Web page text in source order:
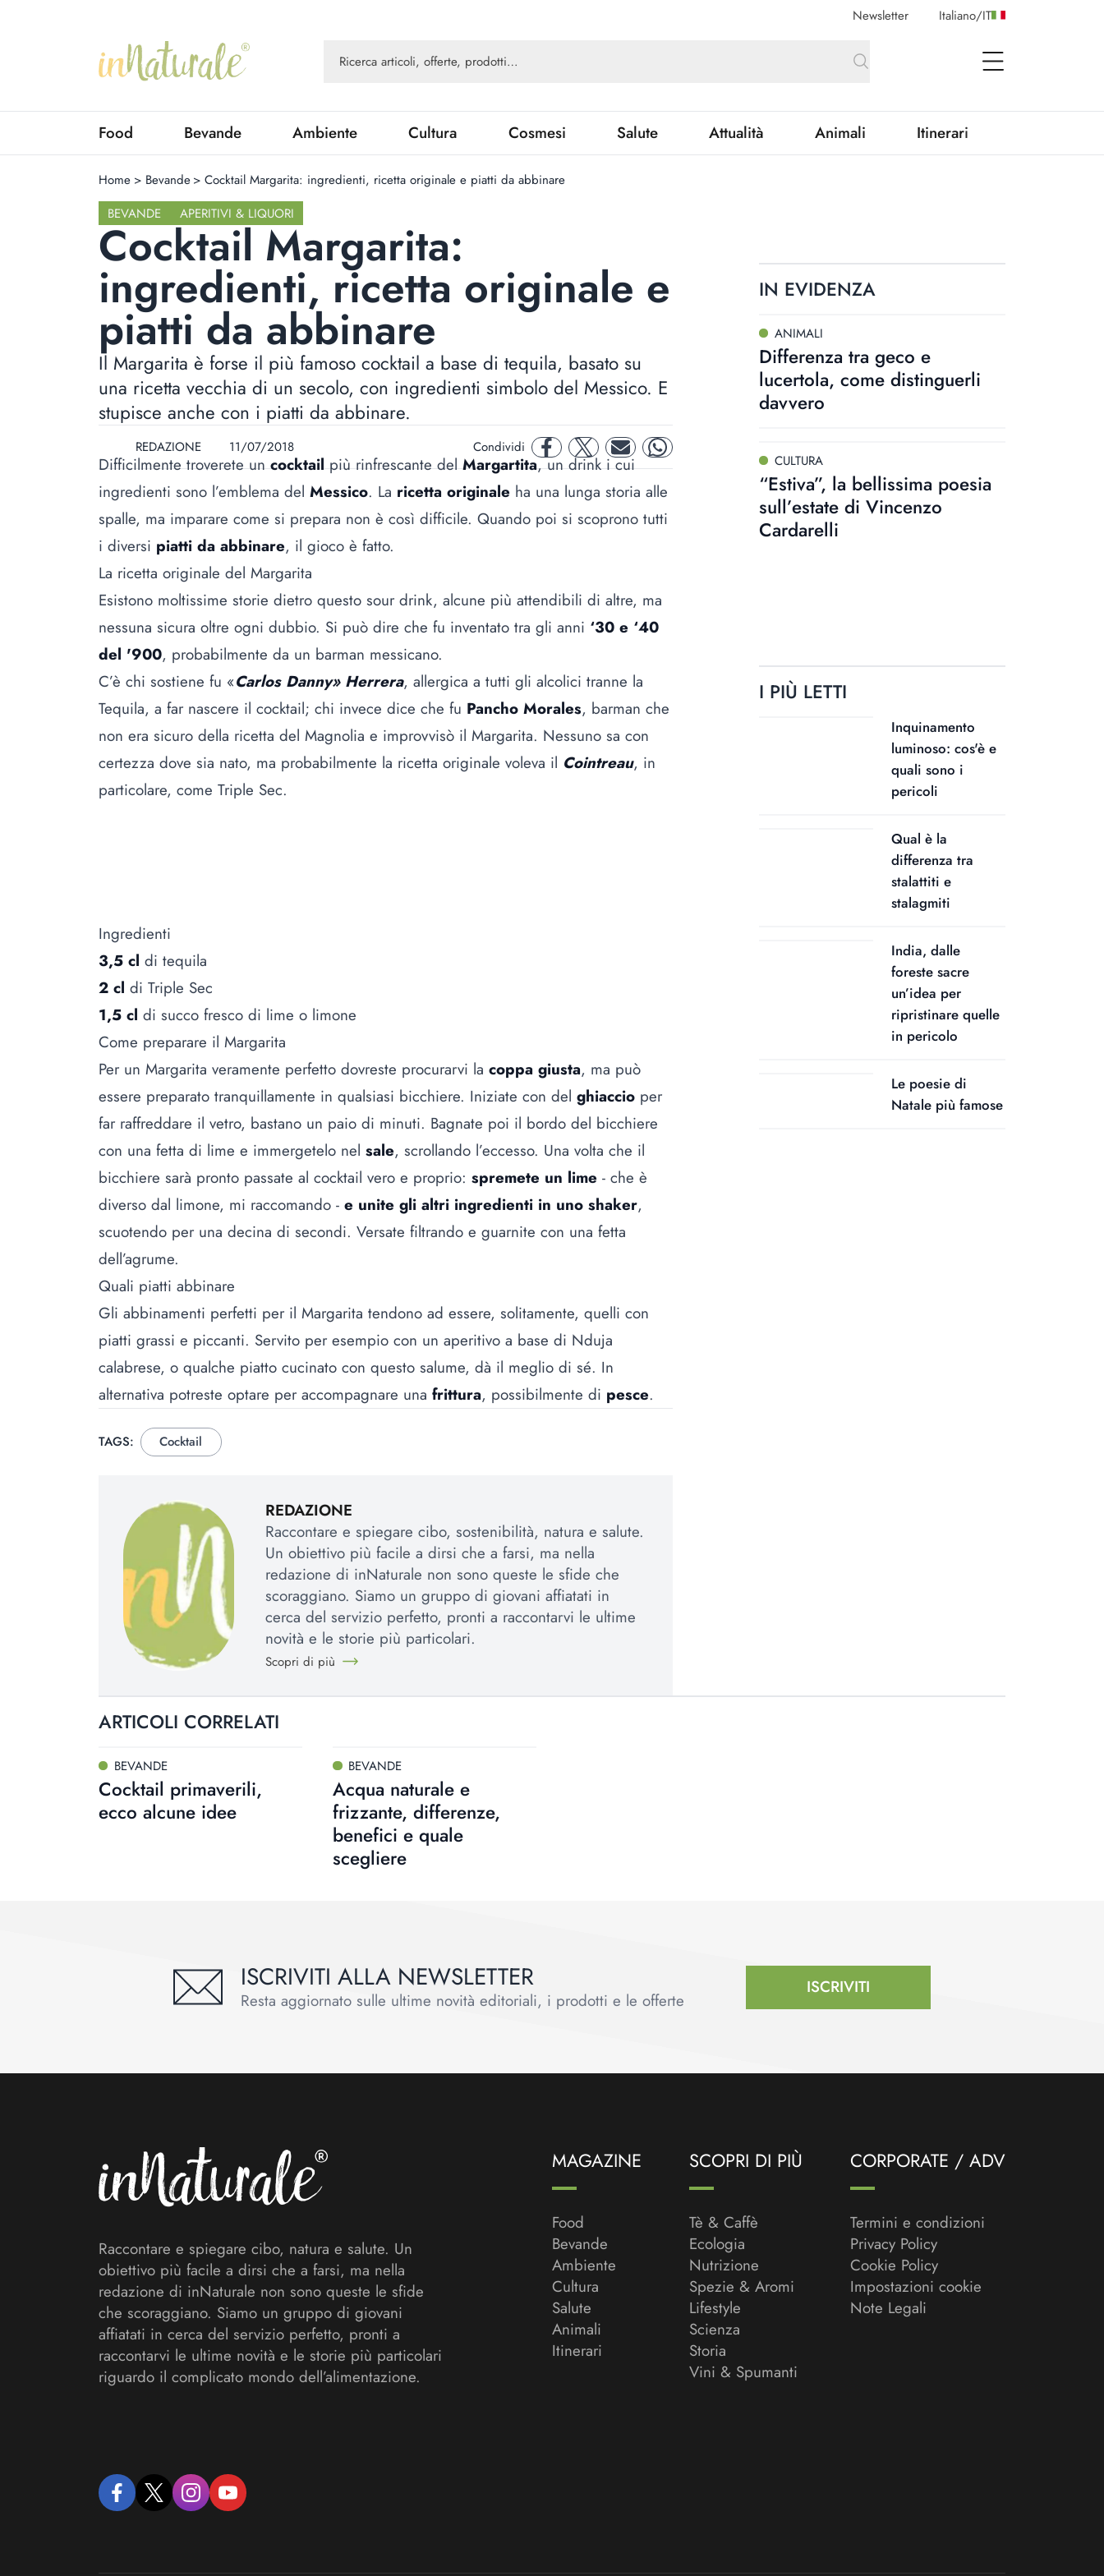
Newsletter Italiano/IT
open Menu
Food Bevande Ambiente Cultura Cosmesi Salute Attualità Animali Itinerari
Home > Bevande > Cocktail Margarita: ingredienti, ricetta originale e piatti da abbinare
BEVANDE
APERITIVI & LIQUORI
Cocktail Margarita:
ingredienti, ricetta originale e
piatti da abbinare
Il Margarita è forse il più famoso cocktail a base di tequila, basato su
una ricetta vecchia di un secolo, con ingredienti simbolo del Messico. E
stupisce anche con i piatti da abbinare.
REDAZIONE 11/07/2018 Condividi facebooktwitter mail whatsapp
Difficilmente troverete uncocktailpiù rinfrescante delMargartita, un drink i cui
ingredienti sono l’emblema del Messico. La ricetta originale ha una lunga storia alle
spalle, ma imparare come si prepara non è così difficile. Quando poi si scoprono tutti
i diversi piatti da abbinare, il gioco è fatto.
La ricetta originale del Margarita
Esistono moltissime storie dietro questo sour drink, alcune più attendibili di altre, ma
nessuna sicura oltre ogni dubbio. Si può dire che fu inventato tra gli anni ‘30 e ‘40
del '900, probabilmente da un barman messicano.
C’è chi sostiene fu «Carlos Danny» Herrera, allergica a tutti gli alcolici tranne la
Tequila, a far nascere il cocktail; chi invece dice che fu Pancho Morales, barman che
non era sicuro della ricetta del Magnolia e improvvisò il Margarita. Nessuno sa con
certezza dove sia nato, ma probabilmente la ricetta originale voleva il Cointreau, in
particolare, come Triple Sec.
Ingredienti
3,5 cl di tequila
2 cl di Triple Sec
1,5 cl di succo fresco di lime o limone
Come preparare il Margarita
Per un Margarita veramente perfetto dovreste procurarvi la coppa giusta, ma può
essere preparato tranquillamente in qualsiasi bicchiere. Iniziate con del ghiaccio per
far raffreddare il vetro, bastano un paio di minuti. Bagnate poi il bordo del bicchiere
con una fetta di lime e immergetelo nel sale, scrollando l’eccesso. Una volta che il
bicchiere sarà pronto passate al cocktail vero e proprio: spremete un lime - che è
diverso dal limone, mi raccomando - e unite gli altri ingredienti in uno shaker,
scuotendo per una decina di secondi. Versate filtrando e guarnite con una fetta
dell’agrume.
Quali piatti abbinare
Gli abbinamenti perfetti per il Margarita tendono ad essere, solitamente, quelli con
piatti grassi e piccanti. Servito per esempio con un aperitivo a base di Nduja
calabrese, o qualche piatto cucinato con questo salume, dà il meglio di sé. In
alternativa potreste optare per accompagnare una frittura, possibilmente di pesce.
TAGS: Cocktail
REDAZIONE
Raccontare e spiegare cibo, sostenibilità, natura e salute.
Un obiettivo più facile a dirsi che a farsi, ma nella
redazione di inNaturale non sono queste le sfide che
scoraggiano. Siamo un gruppo di giovani affiatati in
cerca del servizio perfetto, pronti a raccontarvi le ultime
novità e le storie più particolari.
Scopri di più
IN EVIDENZA
ANIMALI
Differenza tra geco e
lucertola, come distinguerli
davvero
CULTURA
“Estiva”, la bellissima poesia
sull’estate di Vincenzo
Cardarelli
I PIÙ LETTI
Inquinamento
luminoso: cos'è e
quali sono i
pericoli
Qual è la
differenza tra
stalattiti e
stalagmiti
India, dalle
foreste sacre
un’idea per
ripristinare quelle
in pericolo
Le poesie di
Natale più famose
ARTICOLI CORRELATI
BEVANDE
Cocktail primaverili,
ecco alcune idee
BEVANDE
Acqua naturale e
frizzante, differenze,
benefici e quale
scegliere
ISCRIVITI ALLA NEWSLETTER
Resta aggiornato sulle ultime novità editoriali, i prodotti e le offerte
ISCRIVITI
Raccontare e spiegare cibo, natura e salute. Un
obiettivo più facile a dirsi che a farsi, ma nella
redazione di inNaturale non sono queste le sfide
che scoraggiano. Siamo un gruppo di giovani
affiatati in cerca del servizio perfetto, pronti a
raccontarvi le ultime novità e le storie più particolari
riguardo il complicato mondo dell’alimentazione.
facebooktwitter instagramyoutube
MAGAZINE
Food
Bevande
Ambiente
Cultura
Salute
Animali
Itinerari
SCOPRI DI PIÙ
Tè & Caffè
Ecologia
Nutrizione
Spezie & Aromi
Lifestyle
Scienza
Storia
Vini & Spumanti
CORPORATE / ADV
Termini e condizioni
Privacy Policy
Cookie Policy
Impostazioni cookie
Note Legali